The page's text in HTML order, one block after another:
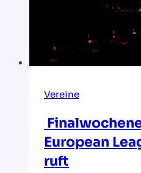
Vereine
European
ruft